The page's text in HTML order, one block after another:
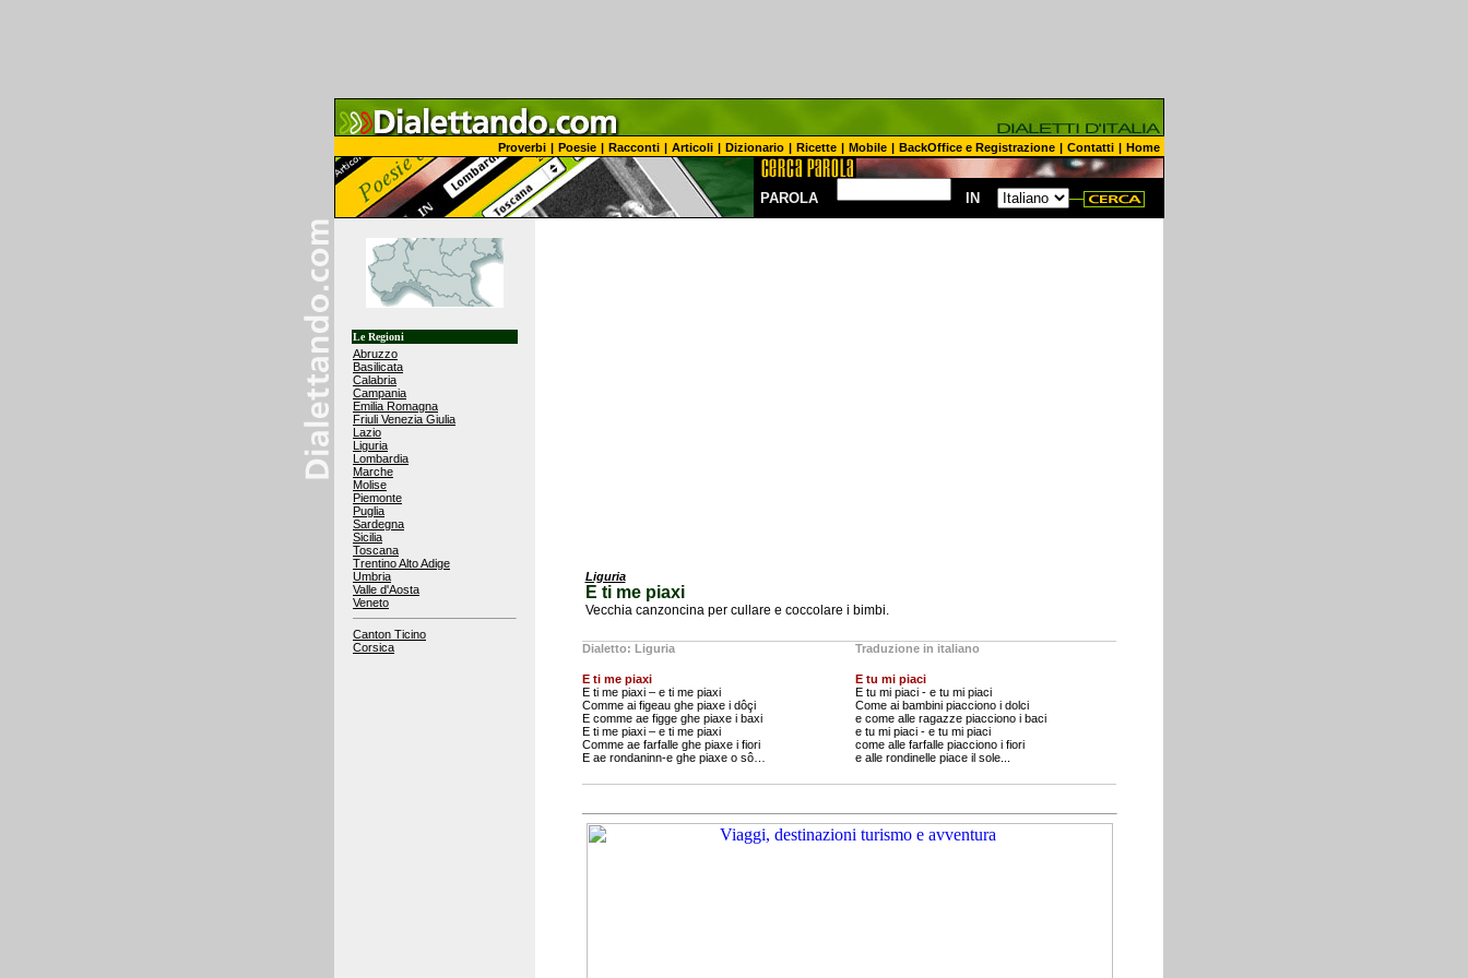
Proverbi | Poesie | Racconti | Articoli | Dizionario | Ricette | Mobile | BackOffice e Registrazione | Contatti | Home
PAROLA IN
Le Regioni
Abruzzo
Basilicata
Calabria
Campania
Emilia Romagna
Friuli Venezia Giulia
Lazio
Liguria
Lombardia
Marche
Molise
Piemonte
Puglia
Sardegna
Sicilia
Toscana
Trentino Alto Adige
Umbria
Valle d'Aosta
Veneto
Canton Ticino
Corsica
Liguria
E ti me piaxi
Vecchia canzoncina per cullare e coccolare i bimbi.
Dialetto: Liguria
E ti me piaxi
E ti me piaxi – e ti me piaxi
Comme ai figeau ghe piaxe i dôçi
E comme ae figge ghe piaxe i baxi
E ti me piaxi – e ti me piaxi
Comme ae farfalle ghe piaxe i fiori
E ae rondaninn-e ghe piaxe o sô…
Traduzione in italiano
E tu mi piaci
E tu mi piaci - e tu mi piaci
Come ai bambini piacciono i dolci
e come alle ragazze piacciono i baci
e tu mi piaci - e tu mi piaci
come alle farfalle piacciono i fiori
e alle rondinelle piace il sole...